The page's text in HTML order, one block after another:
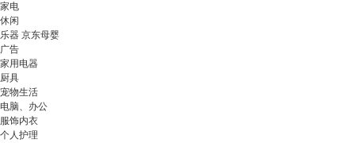
家电
休闲
乐器 京东母婴
广告
家用电器
厨具
宠物生活
电脑、办公
服饰内衣
个人护理